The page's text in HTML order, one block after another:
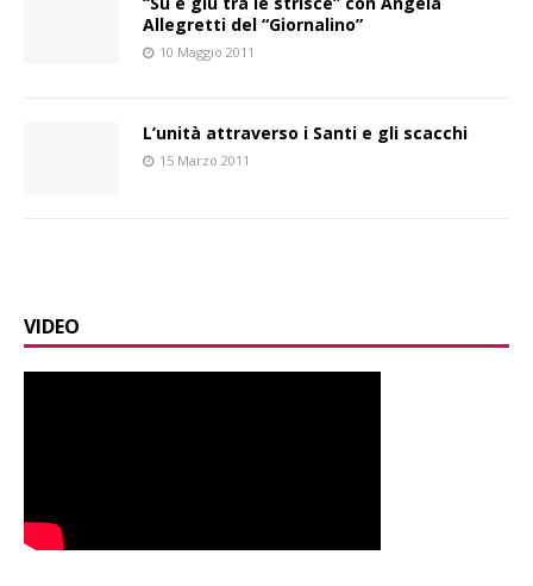
Allegretti del “Giornalino”
10 Maggio 2011
L’unità attraverso i Santi e gli scacchi
15 Marzo 2011
VIDEO